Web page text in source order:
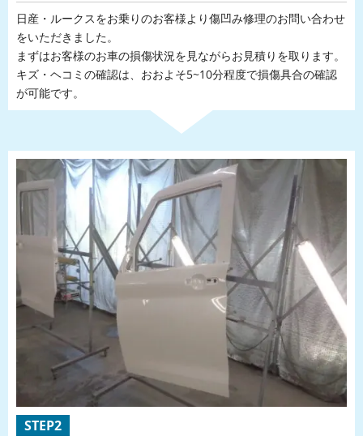
日産・ルークスをお乗りのお客様より傷凹み修理のお問い合わせ
をいただきました。
まずはお客様のお車の損傷状況を見ながらお見積りを取ります。
キズ・ヘコミの確認は、おおよそ5~10分程度で損傷具合の確認
が可能です。
STEP2